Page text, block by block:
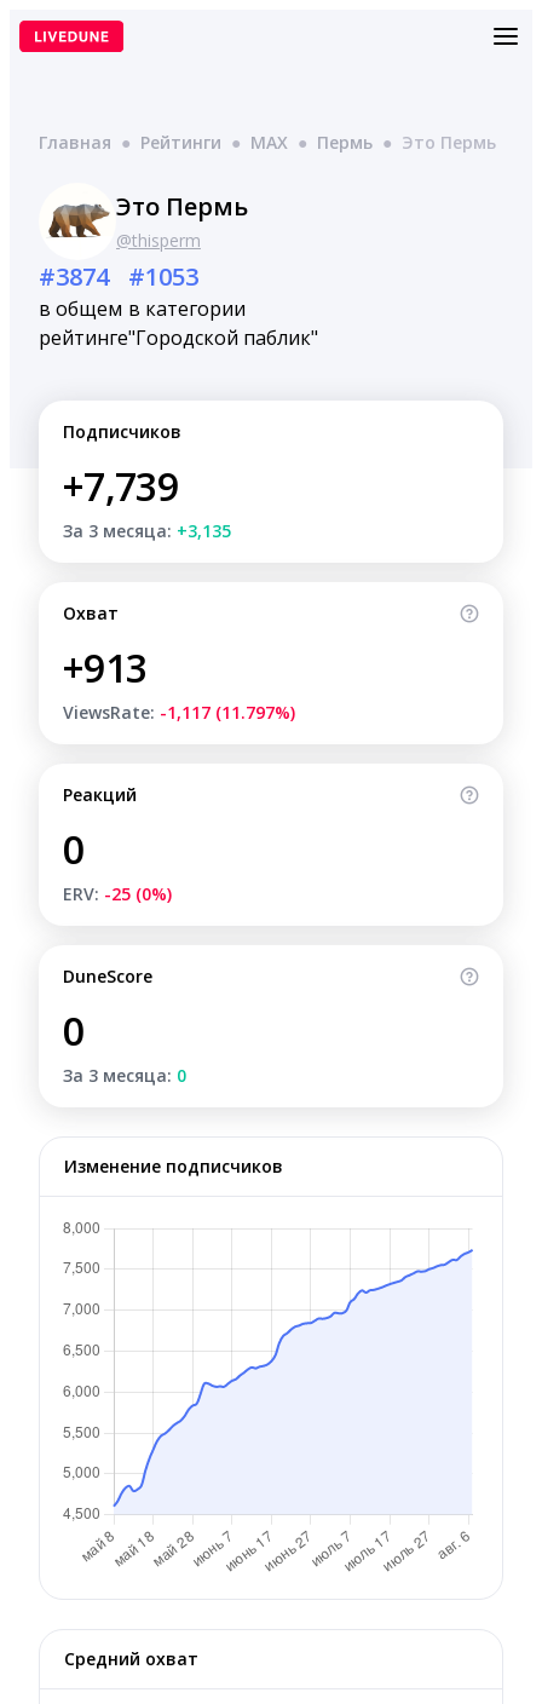
Перейти
Главная ● Рейтинги ● MAX ● Пермь ● Это Пермь
Это Пермь
@thisperm
#3874
в общем
рейтинге
#1053
в категории
"Городской паблик"
Подписчиков
+7,739
За 3 месяца: +3,135
Охват
+913
ViewsRate: -1,117 (11.797%)
Реакций
0
ERV: -25 (0%)
DuneScore
0
За 3 месяца: 0
Изменение подписчиков
Средний охват